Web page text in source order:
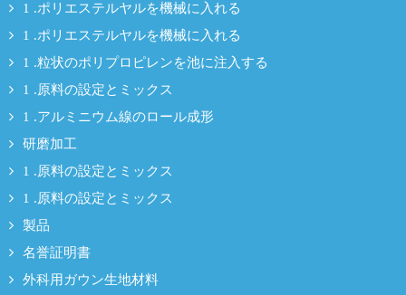
1 .ポリエステルヤルを機械に入れる
1 .ポリエステルヤルを機械に入れる
1 .粒状のポリプロピレンを池に注入する
1 .原料の設定とミックス
1 .アルミニウム線のロール成形
研磨加工
1 .原料の設定とミックス
1 .原料の設定とミックス
製品
名誉証明書
外科用ガウン生地材料